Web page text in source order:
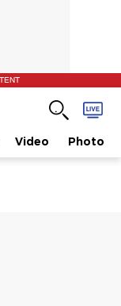
Video Photo